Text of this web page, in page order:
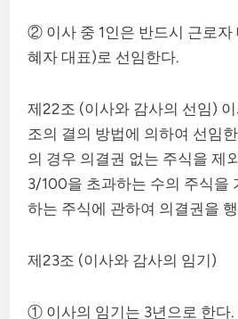
② 이사 중 1인은 반드시 근로자
혜자 대표)로 선임한다.
제22조 (이사와 감사의 선임)
조의 결의 방법에 의하여 선임
의 경우 의결권 없는 주식을 제
3/100을 초과하는 수의 주식을
하는 주식에 관하여 의결권을
제23조 (이사와 감사의 임기)
① 이사의 임기는 3년으로 한다.